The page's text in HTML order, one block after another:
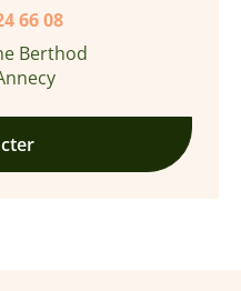
66 08
Berthod